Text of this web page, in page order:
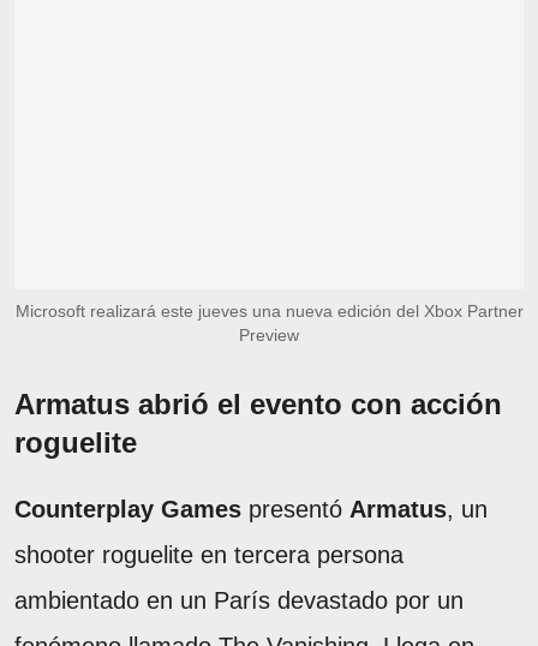
Microsoft realizará este jueves una nueva edición del Xbox Partner
Preview
Armatus abrió el evento con acción
roguelite
Counterplay Games presentó Armatus, un
shooter roguelite en tercera persona
ambientado en un París devastado por un